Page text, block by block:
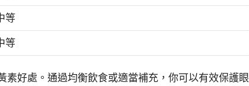
等
等
好處。通過均衡飲食或適當補充，你可以有效保護眼